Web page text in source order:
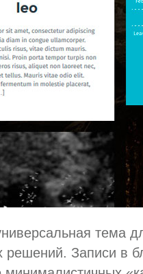
тема
решений. Записи в